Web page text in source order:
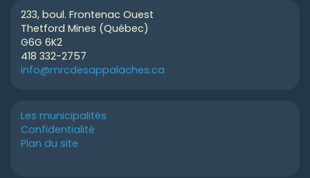
233, boul. Frontenac Ouest
Thetford Mines (Québec)
G6G 6K2
418 332-2757
info@mrcdesappalaches.ca
Les municipalités
Confidentialité
Plan du site